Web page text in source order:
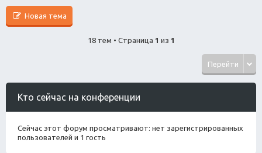
Новая тема
18 тем • Страница 1 из 1
Перейти
Кто сейчас на конференции
Сейчас этот форум просматривают: нет зарегистрированных
пользователей и 1 гость